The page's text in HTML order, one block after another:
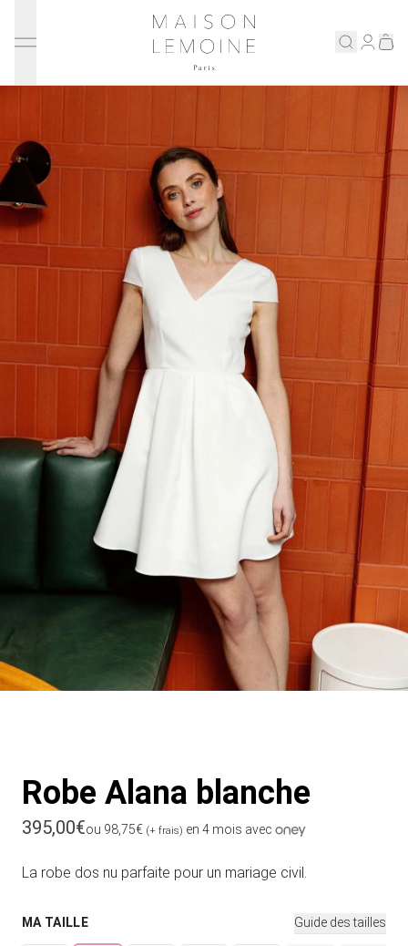
Notre maison
Prenons rendez-vous
ENGLISH
Maison Lemoine
Robe Alana blanche
Prix habituel
395,00€ou 98,75€ (+ frais) en 4 mois avec
La robe dos nu parfaite pour un mariage civil.
MA TAILLE Guide des tailles